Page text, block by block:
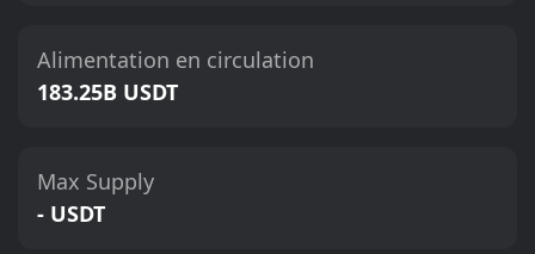
Alimentation en circulation
183.25B USDT
Max Supply
- USDT